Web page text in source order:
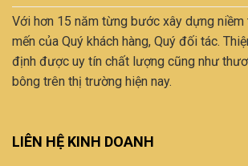
trang
sản
phẩm
Với hơn 15 năm từng bước xây dựng
mến của Quý khách hàng, Quý đối tác.
định được uy tín chất lượng cũng như
bông trên thị trường hiện nay.
LIÊN HỆ KINH DOANH